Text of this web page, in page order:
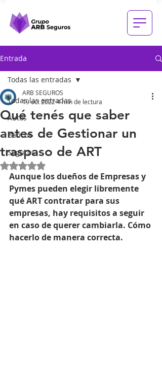
Entrada
Todas las entradas
Autos
Bancos
Seguros
Todas las entradas
Qué tenés que saber
antes de Gestionar un
traspaso de ART
ARB SEGUROS
19 oct 20224 min de lectura
Obtuvo NaN de 5 estrellas.
Aunque los dueños de Empresas y
Pymes pueden elegir libremente
qué ART contratar para sus
empresas, hay requisitos a seguir
en caso de querer cambiarla. Cómo
hacerlo de manera correcta.